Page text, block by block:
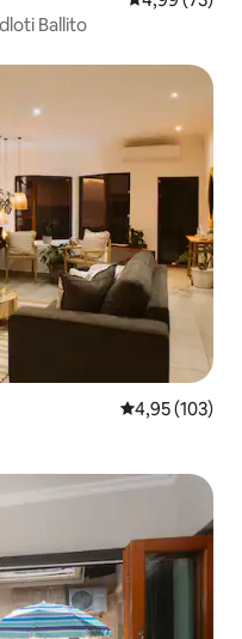
Ballito
Gemiddelde
4,95 (103)